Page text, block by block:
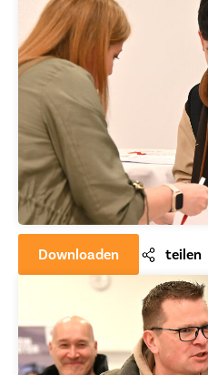
Downloaden teilen